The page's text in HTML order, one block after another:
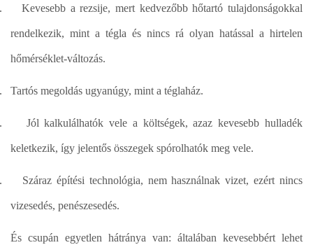
Kevesebb a rezsije, mert kedvezőbb hőtartó tulajdonságokkal
rendelkezik, mint a tégla és nincs rá olyan hatással a hirtelen
hőmérséklet-változás.
Tartós megoldás ugyanúgy, mint a téglaház.
Jól kalkulálhatók vele a költségek, azaz kevesebb hulladék
keletkezik, így jelentős összegek spórolhatók meg vele.
Száraz építési technológia, nem használnak vizet, ezért nincs
vizesedés, penészesedés.
És csupán egyetlen hátránya van: általában kevesebbért lehet